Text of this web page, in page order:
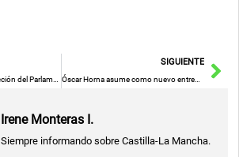
Actualización de Proyección del Parlamento para las Elecciones Europeas 2024: Notas de Prensa Recientes
SIGUIENTE
Óscar Horna asume como nuevo entrenador del Salesianos Puertollano
Irene Monteras I.
Siempre informando sobre Castilla-La Mancha.